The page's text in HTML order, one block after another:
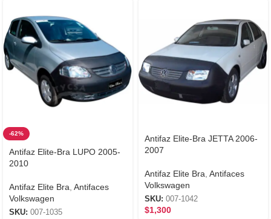
-62%
Antifaz Elite-Bra LUPO 2005-
2010
Antifaz Elite Bra Antifaces
Volkswagen
SKU: 007-1035
Antifaz Elite-Bra JETTA 2006-
2007
Antifaz Elite Bra Antifaces
Volkswagen
SKU: 007-1042
$1,300